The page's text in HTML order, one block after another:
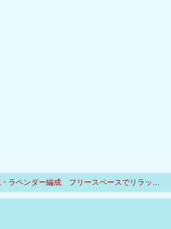
ラベンダー編成 フリースペースでリラック